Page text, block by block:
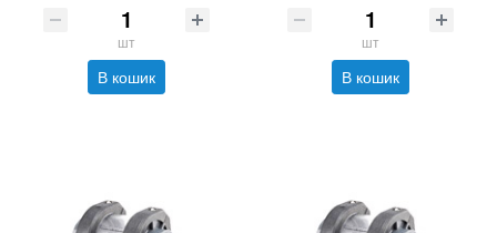
шт
В кошик
шт
В кошик